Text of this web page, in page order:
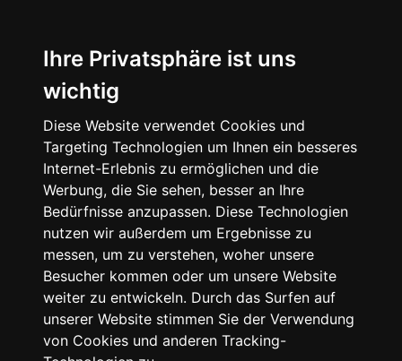
Ihre Privatsphäre ist uns
wichtig
Diese Website verwendet Cookies und
Targeting Technologien um Ihnen ein besseres
Internet-Erlebnis zu ermöglichen und die
Werbung, die Sie sehen, besser an Ihre
Bedürfnisse anzupassen. Diese Technologien
nutzen wir außerdem um Ergebnisse zu
messen, um zu verstehen, woher unsere
Besucher kommen oder um unsere Website
weiter zu entwickeln. Durch das Surfen auf
unserer Website stimmen Sie der Verwendung
von Cookies und anderen Tracking-